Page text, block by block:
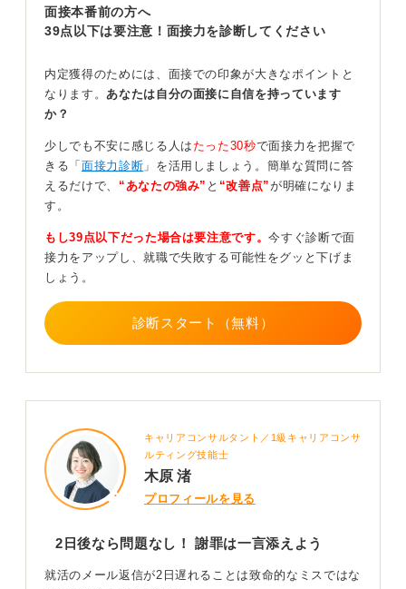
遅くなってしまい、大変失礼いたしました」や「返信が
遅くなり申し訳ございません」といった枕言葉を入れさ
逆に、長々とした説明は言い訳がましく聞こえるため避
けましょう。
メールの設定を見直そう！ 事前の対策が鍵
再発防止のため、当日中か翌日中に返信する運用ルール
を作ったり、通知設定を見直したりしてみてください。
万が一今後同じことが起こりそうなら、企業に「こうい
う事情で返信が遅れることがあります」とあらかじめ伝
えておくのも良いかもしれません。
目安としては、1〜3日以内の返信なら選考への影響はほ
ぼありません。1週間以上空くと面接枠が埋まってしま
い、選考が不利になる可能性があるため注意が必要で
面接本番前の方へ
39点以下は要注意！面接力を診断してください
内定獲得のためには、面接での印象が大きなポイントと
なります。 あなたは自分の面接に自信を持っています
か？
少しでも不安に感じる人は たった30秒で面接力を把握で
きる「 面接力診断 」を活用しましょう。簡単な質問に答
えるだけで、 “あなたの強み” と “改善点”が明確になりま
す。
もし39点以下だった場合は要注意です。今すぐ診断で面
接力をアップし、就職で失敗する可能性をグッと下げま
しょう。
診断スタート（無料）
キャリアコンサルタント／1級キャリアコンサ
ルティング技能士
木原 渚
プロフィールを見る
2日後なら問題なし！ 謝罪は一言添えよう
就活のメール返信が2日遅れることは致命的なミスではな